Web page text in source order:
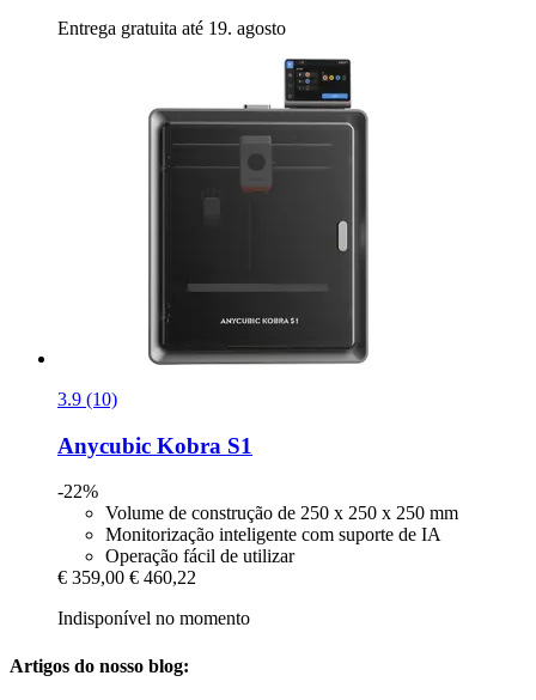
Entrega gratuita até 19. agosto
3.9 (10)
Anycubic Kobra S1
-22%
Volume de construção de 250 x 250 x 250 mm
Monitorização inteligente com suporte de IA
Operação fácil de utilizar
€ 359,00 € 460,22
Indisponível no momento
Artigos do nosso blog: